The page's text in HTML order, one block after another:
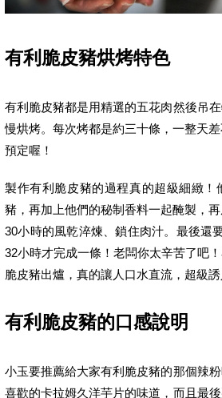
有利脆皮豬烘烤特色
有利脆皮豬都是用精選的五花肉然後吊
慢烘烤。每次烤都是約三十條，一整天
預定喔！
製作有利脆皮豬的過程真的超級細緻！
豬，再加上他們的秘制香料一起醃製，
30小時的風乾淬煉、鎖住肉汁。最後還
32小時才完成一條！老闆你太辛苦了吧
脆皮豬出爐，真的讓人口水直流，超級
有利脆皮豬的口感說明
小玉要推薦給大家有利脆皮豬的那個辣
喜歡的卡拉姆久洋芋片的味道，而且最